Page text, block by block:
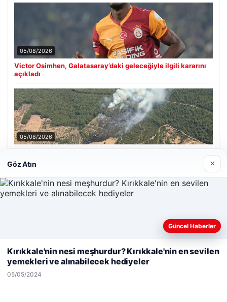
05/08/2026
Victor Osimhen, Galatasaray’daki geleceğiyle ilgili kararını
açıkladı
05/08/2026
Son Eklenen Firmalar
Web sitemizi nasıl kullandığınızı daha iyi anlayabilmek,
kullanıyoruz.Çerez Politikamız
Göz Atın ×
Güncel Haberler
Kırıkkale'nin nesi meşhurdur? Kırıkkale'nin en sevilen
yemekleri ve alınabilecek hediyeler
05/05/2024